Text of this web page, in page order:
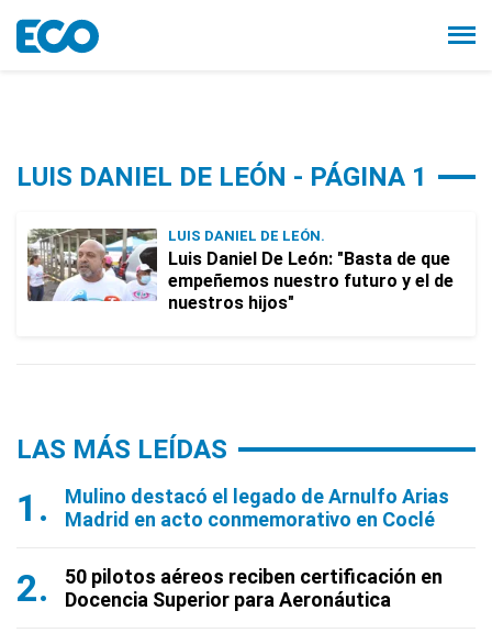
LUIS DANIEL DE LEÓN - PÁGINA 1
LUIS DANIEL DE LEÓN.
Luis Daniel De León: "Basta de que
empeñemos nuestro futuro y el de
nuestros hijos"
LAS MÁS LEÍDAS
Mulino destacó el legado de Arnulfo Arias
Madrid en acto conmemorativo en Coclé
50 pilotos aéreos reciben certificación en
Docencia Superior para Aeronáutica